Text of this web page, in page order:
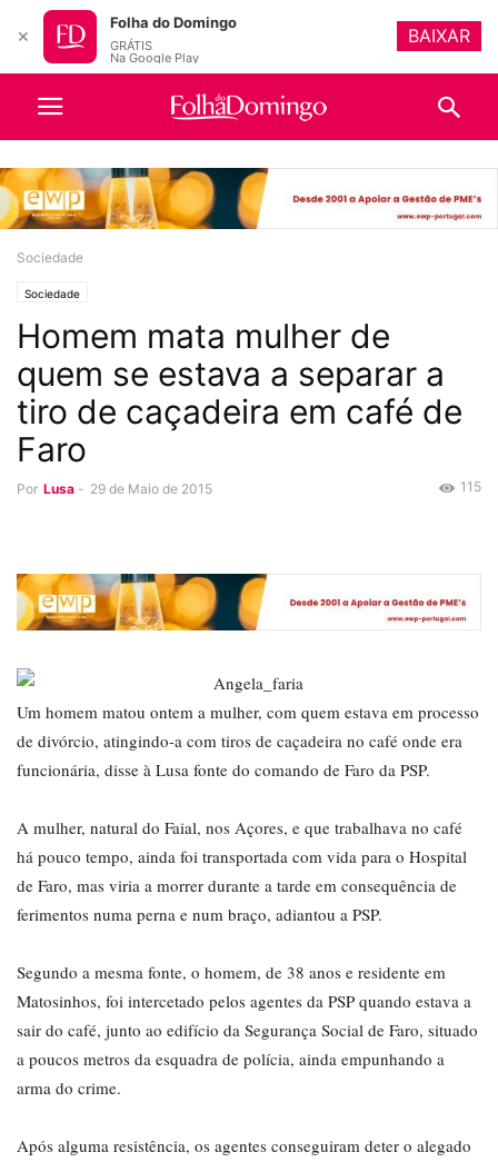
Sociedade
Sociedade
Homem mata mulher de
quem se estava a separar a
tiro de caçadeira em café de
Faro
Por Lusa - 29 de Maio de 2015 115
Um homem matou ontem a mulher, com quem estava em processo
de divórcio, atingindo-a com tiros de caçadeira no café onde era
funcionária, disse à Lusa fonte do comando de Faro da PSP.
A mulher, natural do Faial, nos Açores, e que trabalhava no café
há pouco tempo, ainda foi transportada com vida para o Hospital
de Faro, mas viria a morrer durante a tarde em consequência de
ferimentos numa perna e num braço, adiantou a PSP.
Segundo a mesma fonte, o homem, de 38 anos e residente em
Matosinhos, foi intercetado pelos agentes da PSP quando estava a
sair do café, junto ao edifício da Segurança Social de Faro, situado
a poucos metros da esquadra de polícia, ainda empunhando a
arma do crime.
Após alguma resistência, os agentes conseguiram deter o alegado
✕
Folha do Domingo
GRÁTIS
Na Google Play
BAIXAR